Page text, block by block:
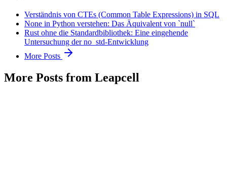
Verständnis von CTEs (Common Table Expressions) in SQL
None in Python verstehen: Das Äquivalent von `null`
Rust ohne die Standardbibliothek: Eine eingehende
Untersuchung der no_std-Entwicklung
More Posts
More Posts from Leapcell